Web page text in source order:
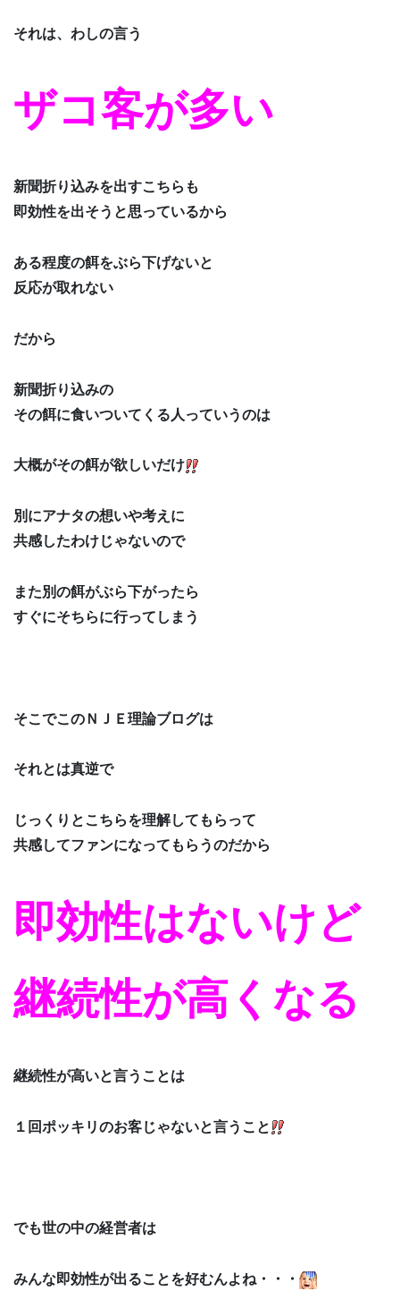
それは、わしの言う
ザコ客が多い
新聞折り込みを出すこちらも
即効性を出そうと思っているから
ある程度の餌をぶら下げないと
反応が取れない
だから
新聞折り込みの
その餌に食いついてくる人っていうのは
大概がその餌が欲しいだけ
別にアナタの想いや考えに
共感したわけじゃないので
また別の餌がぶら下がったら
すぐにそちらに行ってしまう
そこでこのＮＪＥ理論ブログは
それとは真逆で
じっくりとこちらを理解してもらって
共感してファンになってもらうのだから
即効性はないけど
継続性が高くなる
継続性が高いと言うことは
１回ポッキリのお客じゃないと言うこと
でも世の中の経営者は
みんな即効性が出ることを好むんよね・・・